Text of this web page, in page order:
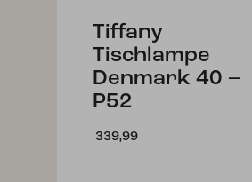
Tiffany
Tischlampe
Denmark 40 –
P52
339,99